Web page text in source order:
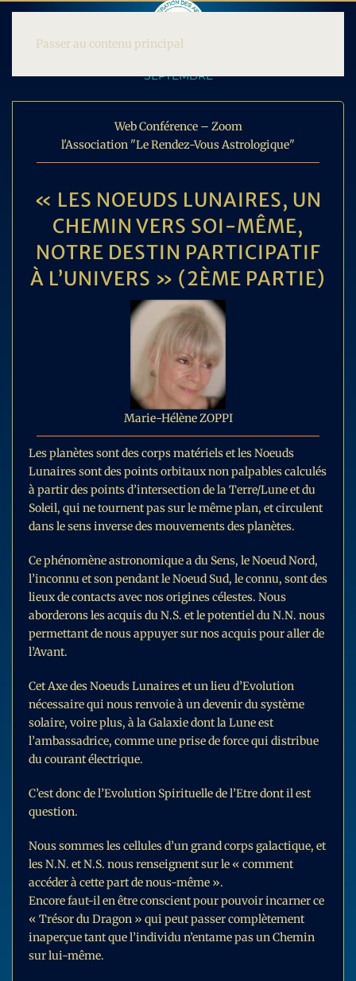
Passer au contenu principal
SEPTEMBRE
Web Conférence – Zoom
l'Association "Le Rendez-Vous Astrologique"
« LES NOEUDS LUNAIRES, UN
CHEMIN VERS SOI-MÊME,
NOTRE DESTIN PARTICIPATIF
À L’UNIVERS » (2ÈME PARTIE)
Marie-Hélène ZOPPI
Les planètes sont des corps matériels et les Noeuds
Lunaires sont des points orbitaux non palpables calculés
à partir des points d’intersection de la Terre/Lune et du
Soleil, qui ne tournent pas sur le même plan, et circulent
dans le sens inverse des mouvements des planètes.
Ce phénomène astronomique a du Sens, le Noeud Nord,
l’inconnu et son pendant le Noeud Sud, le connu, sont des
lieux de contacts avec nos origines célestes. Nous
aborderons les acquis du N.S. et le potentiel du N.N. nous
permettant de nous appuyer sur nos acquis pour aller de
l’Avant.
Cet Axe des Noeuds Lunaires et un lieu d’Evolution
nécessaire qui nous renvoie à un devenir du système
solaire, voire plus, à la Galaxie dont la Lune est
l’ambassadrice, comme une prise de force qui distribue
du courant électrique.
C’est donc de l’Evolution Spirituelle de l’Etre dont il est
question.
Nous sommes les cellules d’un grand corps galactique, et
les N.N. et N.S. nous renseignent sur le « comment
accéder à cette part de nous-même ».
Encore faut-il en être conscient pour pouvoir incarner ce
« Trésor du Dragon » qui peut passer complètement
inaperçue tant que l’individu n’entame pas un Chemin
sur lui-même.